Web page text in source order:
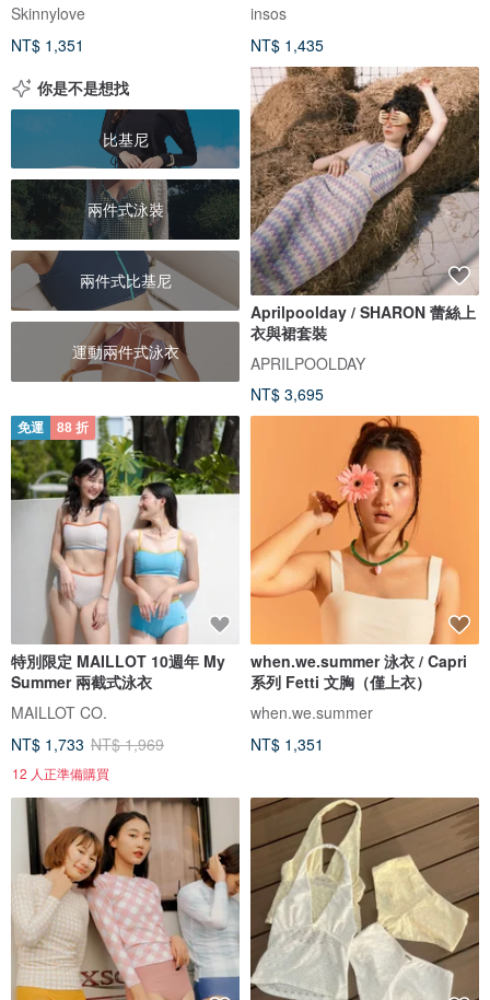
Skinnylove
NT$ 1,351
insos
NT$ 1,435
你是不是想找
比基尼
兩件式泳裝
兩件式比基尼
運動兩件式泳衣
Aprilpoolday / SHARON 蕾絲上
衣與裙套裝
APRILPOOLDAY
NT$ 3,695
免運 88 折
特別限定 MAILLOT 10週年 My
Summer 兩截式泳衣
MAILLOT CO.
NT$ 1,733 NT$ 1,969
12 人正準備購買
when.we.summer 泳衣 / Capri
系列 Fetti 文胸（僅上衣）
when.we.summer
NT$ 1,351